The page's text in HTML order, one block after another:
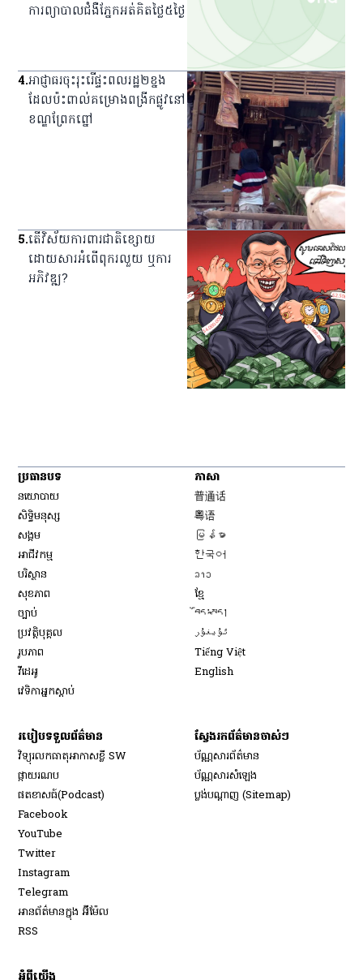
ការ​ព្យាបាល​ជំងឺ​ភ្នែក​អត់​គិត​ថ្លៃ​៥​ថ្ងៃ
4.អាជ្ញាធរ​ចុះ​រុះរើ​ផ្ទះ​ពលរដ្ឋ​២​ខ្នង​
ដែល​ប៉ះពាល់​គម្រោង​ពង្រីក​ផ្លូវ​នៅ​
ខណ្ឌ​ព្រែកព្នៅ
5.តើវិស័យការពារជាតិខ្សោយ
ដោយសារអំពើពុករលួយ ឬការ
អភិវឌ្ឍ?
ប្រធានបទ
នយោបាយ
សិទ្ធិ​មនុស្ស
សង្គម
អាជីវកម្ម
បរិស្ថាន
សុខភាព
ច្បាប់
ប្រវត្តិបុគ្គល
រូបភាព
វីដេអូ
វេទិកា​អ្នក​ស្ដាប់
ភាសា
普通话
粤语
မြန်မာ
한국어
ລາວ
ខ្មែ
བོད་སྐད།
ئۇيغۇر
Tiếng Việt
English
របៀប​ទទួល​ព័ត៌មាន​
វិទ្យុ​រលក​ធាតុអាកាស​ខ្លី SW
​ផ្កាយ​រណប
​ផតខាសធ៍(Podcast)
Facebook
YouTube
Twitter
Instagram
Telegram
អានព័ត៌មានក្នុង អ៊ីម៉ែល
RSS
ស្វែងរកព័ត៌មានចាស់ៗ
ប័ណ្ណសារ​ព័ត៌មាន​
ប័ណ្ណសារ​សំឡេង
ប្លង់បណ្តាញ (Sitemap)